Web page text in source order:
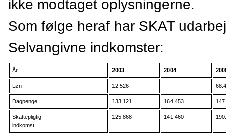
ikke modtaget oplysningerne.
Som følge heraf har SKAT
Selvangivne indkomster:
År 2003 2004
Løn 12.526 -
Dagpenge 133.121 164.453
Skattepligtig
indkomst
125.868 141.460